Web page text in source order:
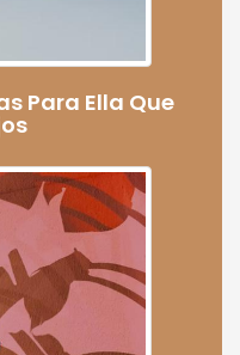
Para Ella Que